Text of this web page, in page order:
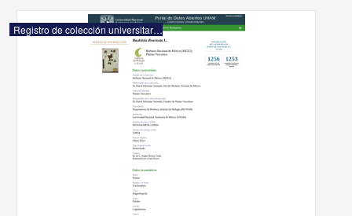
Registro de colección universitaria